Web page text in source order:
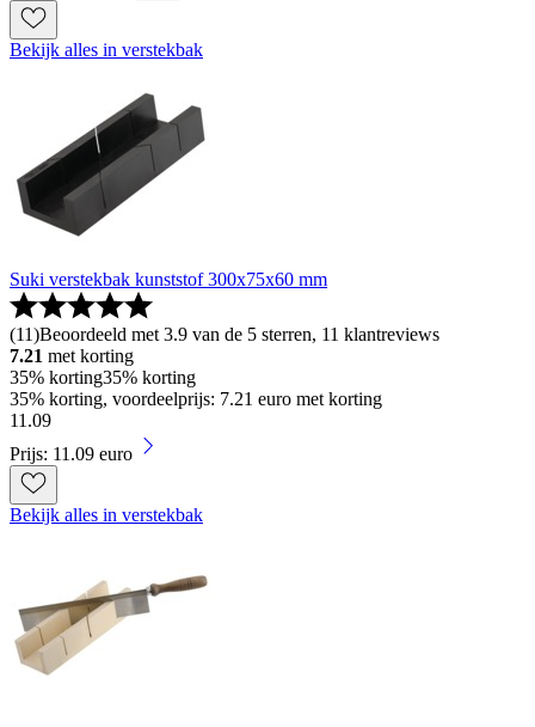
Bekijk alles in verstekbak
Suki verstekbak kunststof 300x75x60 mm
(11)Beoordeeld met 3.9 van de 5 sterren, 11 klantreviews
7.21 met korting
35% korting35% korting
35% korting, voordeelprijs: 7.21 euro met korting
11 .09
Prijs: 11.09 euro
Bekijk alles in verstekbak